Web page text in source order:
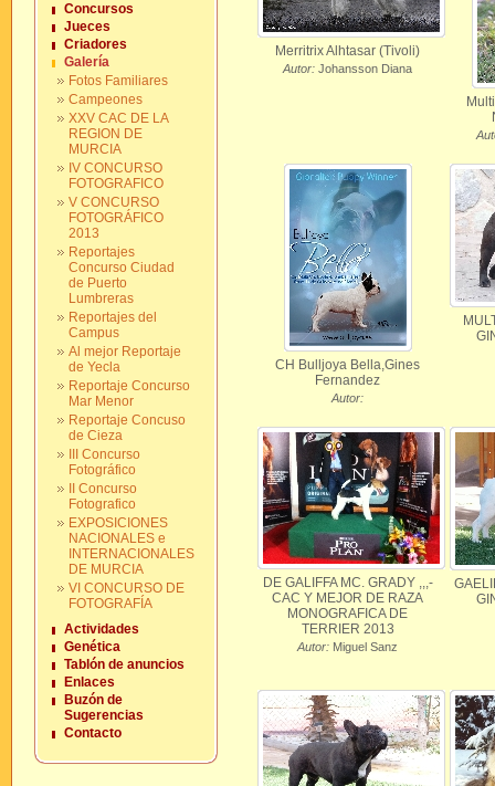
Concursos
Jueces
Criadores
Galería
Fotos Familiares
Campeones
XXV CAC DE LA
REGION DE
MURCIA
IV CONCURSO
FOTOGRAFICO
V CONCURSO
FOTOGRÁFICO
2013
Reportajes
Concurso Ciudad
de Puerto
Lumbreras
Reportajes del
Campus
Al mejor Reportaje
de Yecla
Reportaje Concurso
Mar Menor
Reportaje Concuso
de Cieza
III Concurso
Fotográfico
II Concurso
Fotografico
EXPOSICIONES
NACIONALES e
INTERNACIONALES
DE MURCIA
VI CONCURSO DE
FOTOGRAFÍA
Actividades
Genética
Tablón de anuncios
Enlaces
Buzón de
Sugerencias
Contacto
Merritrix Alhtasar (Tivoli)
Autor: Johansson Diana
CH Bulljoya Bella,Gines
Fernandez
Autor:
DE GALIFFA MC. GRADY ,,,-
CAC Y MEJOR DE RAZA
MONOGRAFICA DE
TERRIER 2013
Autor: Miguel Sanz